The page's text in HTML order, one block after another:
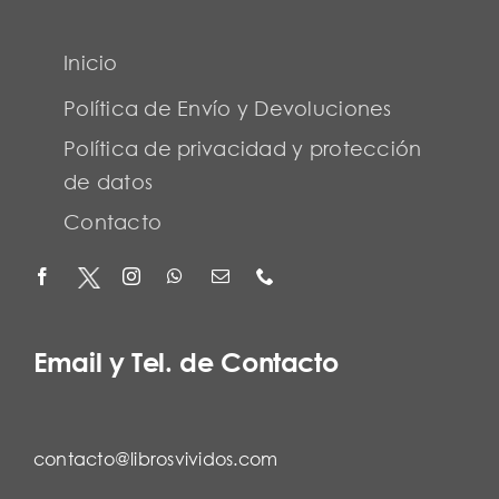
Inicio
Política de Envío y Devoluciones
Política de privacidad y protección
de datos
Contacto
Email y Tel. de Contacto
contacto@librosvividos.com